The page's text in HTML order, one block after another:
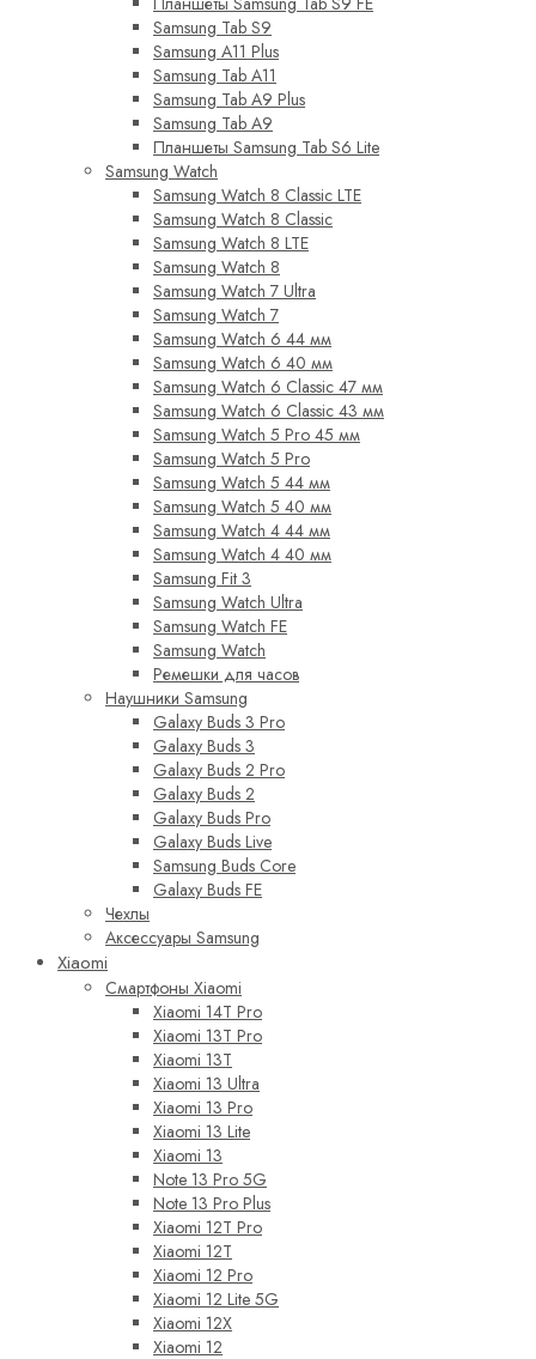
Samsung Tab S9
Samsung A11 Plus
Samsung Tab A11
Samsung Tab A9 Plus
Samsung Tab A9
Планшеты Samsung Tab S6 Lite
Samsung Watch
Samsung Watch 8 Classic LTE
Samsung Watch 8 Classic
Samsung Watch 8 LTE
Samsung Watch 8
Samsung Watch 7 Ultra
Samsung Watch 7
Samsung Watch 6 44 мм
Samsung Watch 6 40 мм
Samsung Watch 6 Classic 47 мм
Samsung Watch 6 Classic 43 мм
Samsung Watch 5 Pro 45 мм
Samsung Watch 5 Pro
Samsung Watch 5 44 мм
Samsung Watch 5 40 мм
Samsung Watch 4 44 мм
Samsung Watch 4 40 мм
Samsung Fit 3
Samsung Watch Ultra
Samsung Watch FE
Samsung Watch
Ремешки для часов
Наушники Samsung
Galaxy Buds 3 Pro
Galaxy Buds 3
Galaxy Buds 2 Pro
Galaxy Buds 2
Galaxy Buds Pro
Galaxy Buds Live
Samsung Buds Core
Galaxy Buds FE
Чехлы
Аксессуары Samsung
Xiaomi
Смартфоны Xiaomi
Xiaomi 14T Pro
Xiaomi 13T Pro
Xiaomi 13T
Xiaomi 13 Ultra
Xiaomi 13 Pro
Xiaomi 13 Lite
Xiaomi 13
Note 13 Pro 5G
Note 13 Pro Plus
Xiaomi 12T Pro
Xiaomi 12T
Xiaomi 12 Pro
Xiaomi 12 Lite 5G
Xiaomi 12X
Xiaomi 12